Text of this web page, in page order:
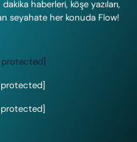
haberleri, köşe yazıları,
seyahate her konuda Flow!
protected]
protected]
protected]